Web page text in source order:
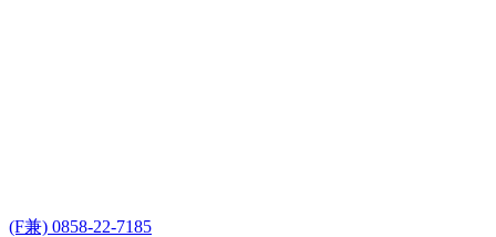
(F兼) 0858-22-7185